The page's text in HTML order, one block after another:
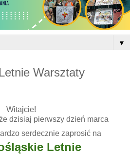
▼
Warsztaty
Witajcie!
dzisiaj pierwszy dzień marca
serdecznie zaprosić na
Letnie